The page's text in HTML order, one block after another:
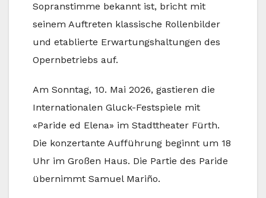
Sopranstimme bekannt ist, bricht mit
seinem Auftreten klassische Rollenbilder
und etablierte Erwartungshaltungen des
Opernbetriebs auf.
Am Sonntag, 10. Mai 2026, gastieren die
Internationalen Gluck-Festspiele mit
«Paride ed Elena» im Stadttheater Fürth.
Die konzertante Aufführung beginnt um 18
Uhr im Großen Haus. Die Partie des Paride
übernimmt Samuel Mariño.